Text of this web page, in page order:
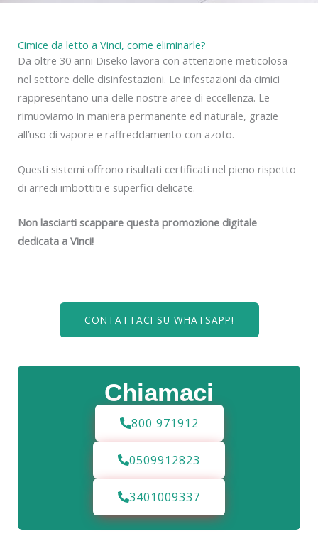
Chiamaci
800 971912
0509912823
3401009337
Cimice da letto a Vinci, come eliminarle?
Da oltre 30 anni Diseko lavora con attenzione meticolosa
nel settore delle disinfestazioni. Le infestazioni da cimici
rappresentano una delle nostre aree di eccellenza. Le
rimuoviamo in maniera permanente ed naturale, grazie
all’uso di vapore e raffreddamento con azoto.
Questi sistemi offrono risultati certificati nel pieno rispetto
di arredi imbottiti e superfici delicate.
Non lasciarti scappare questa promozione digitale
dedicata a Vinci!
CONTATTACI SU WHATSAPP!